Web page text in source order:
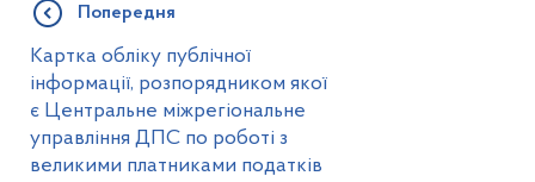
Попередня
Картка обліку публічної
інформації, розпорядником якої
є Центральне міжрегіональне
управління ДПС по роботі з
великими платниками податків